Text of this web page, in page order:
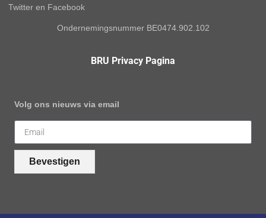
Twitter en Facebook
Ondernemingsnummer BE0474.902.102
BRU Privacy Pagina
Volg ons nieuws via email
Bevestigen